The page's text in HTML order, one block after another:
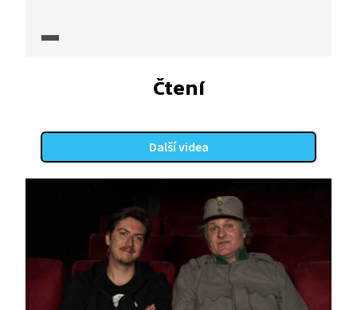
rodů. Jak charakterizovat u maturity slavné dílo?
Čtení
Další videa